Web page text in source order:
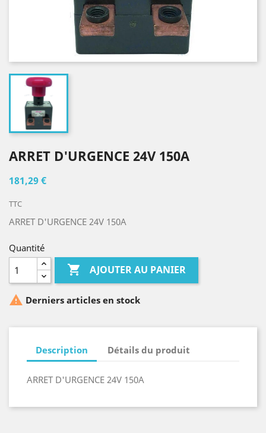
ARRET D'URGENCE 24V 150A
181,29 €
TTC
ARRET D'URGENCE 24V 150A
Quantité
 AJOUTER AU PANIER
 Derniers articles en stock
Description Détails du produit
ARRET D'URGENCE 24V 150A